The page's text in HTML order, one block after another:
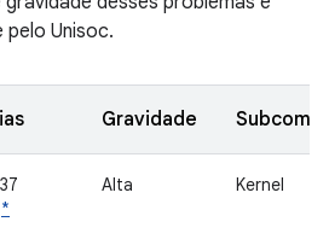
Unisoc.
Gravidade
*
Alta Kernel